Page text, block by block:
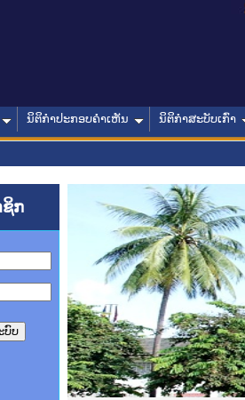
ນິຕິກໍາປະກອບຄໍາເຫັນ ນິຕິກໍາສະບັບເກົ່າ
ຊິກ